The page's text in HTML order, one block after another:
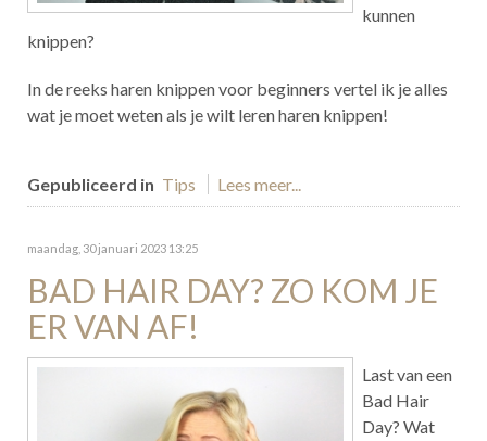
kunnen
knippen?
In de reeks haren knippen voor beginners vertel ik je alles
wat je moet weten als je wilt leren haren knippen!
Gepubliceerd in Tips Lees meer...
maandag, 30 januari 2023 13:25
BAD HAIR DAY? ZO KOM JE
ER VAN AF!
Last van een
Bad Hair
Day? Wat